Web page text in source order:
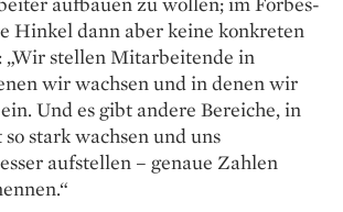
Hinkel dann aber keine konkreten
„Wir stellen Mit­arbeitende in
wir wachsen und in denen wir
Und es gibt andere Bereiche, in
stark wachsen und uns
aufstellen – genaue Zahlen